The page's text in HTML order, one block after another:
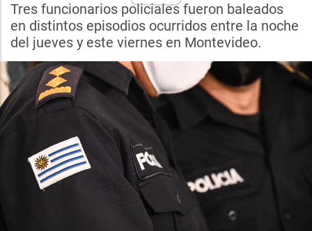
Tres funcionarios policiales fueron baleados
en distintos episodios ocurridos entre la noche
del jueves y este viernes en Montevideo.